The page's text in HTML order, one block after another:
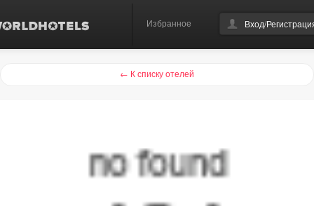
Избранное Вход/
← К списку отелей